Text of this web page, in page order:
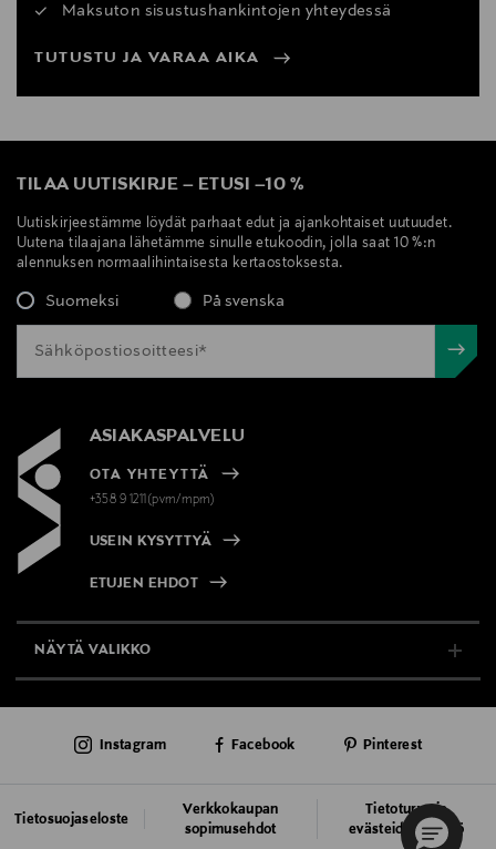
Maksuton sisustushankintojen yhteydessä
TUTUSTU JA VARAA AIKA
TILAA UUTISKIRJE – ETUSI –10 %
Uutiskirjeestämme löydät parhaat edut ja ajankohtaiset uutuudet.
Uutena tilaajana lähetämme sinulle etukoodin, jolla saat 10 %:n
alennuksen normaalihintaisesta kertaostoksesta.
Suomeksi På svenska
ASIAKASPALVELU
OTA YHTEYTTÄ
+358 9 1211(pvm/mpm)
USEIN KYSYTTYÄ
ETUJEN EHDOT
NÄYTÄ VALIKKO
AJANKOHTAISTA
Tietosuojaseloste
Verkkokaupan
sopimusehdot
Tietoturva ja
evästeiden käyttö
Instagram Facebook Pinterest